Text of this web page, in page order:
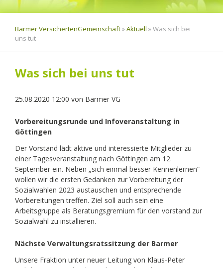
Barmer VersichertenGemeinschaft»Aktuell »Was sich bei
uns tut
Was sich bei uns tut
25.08.2020 12:00 von Barmer VG
Vorbereitungsrunde und Infoveranstaltung in
Göttingen
Der Vorstand lädt aktive und interessierte Mitglieder zu
einer Tagesveranstaltung nach Göttingen am 12.
September ein. Neben „sich einmal besser Kennenlernen“
wollen wir die ersten Gedanken zur Vorbereitung der
Sozialwahlen 2023 austauschen und entsprechende
Vorbereitungen treffen. Ziel soll auch sein eine
Arbeitsgruppe als Beratungsgremium für den vorstand zur
Sozialwahl zu installieren.
Nächste Verwaltungsratssitzung der Barmer
Unsere Fraktion unter neuer Leitung von Klaus-Peter